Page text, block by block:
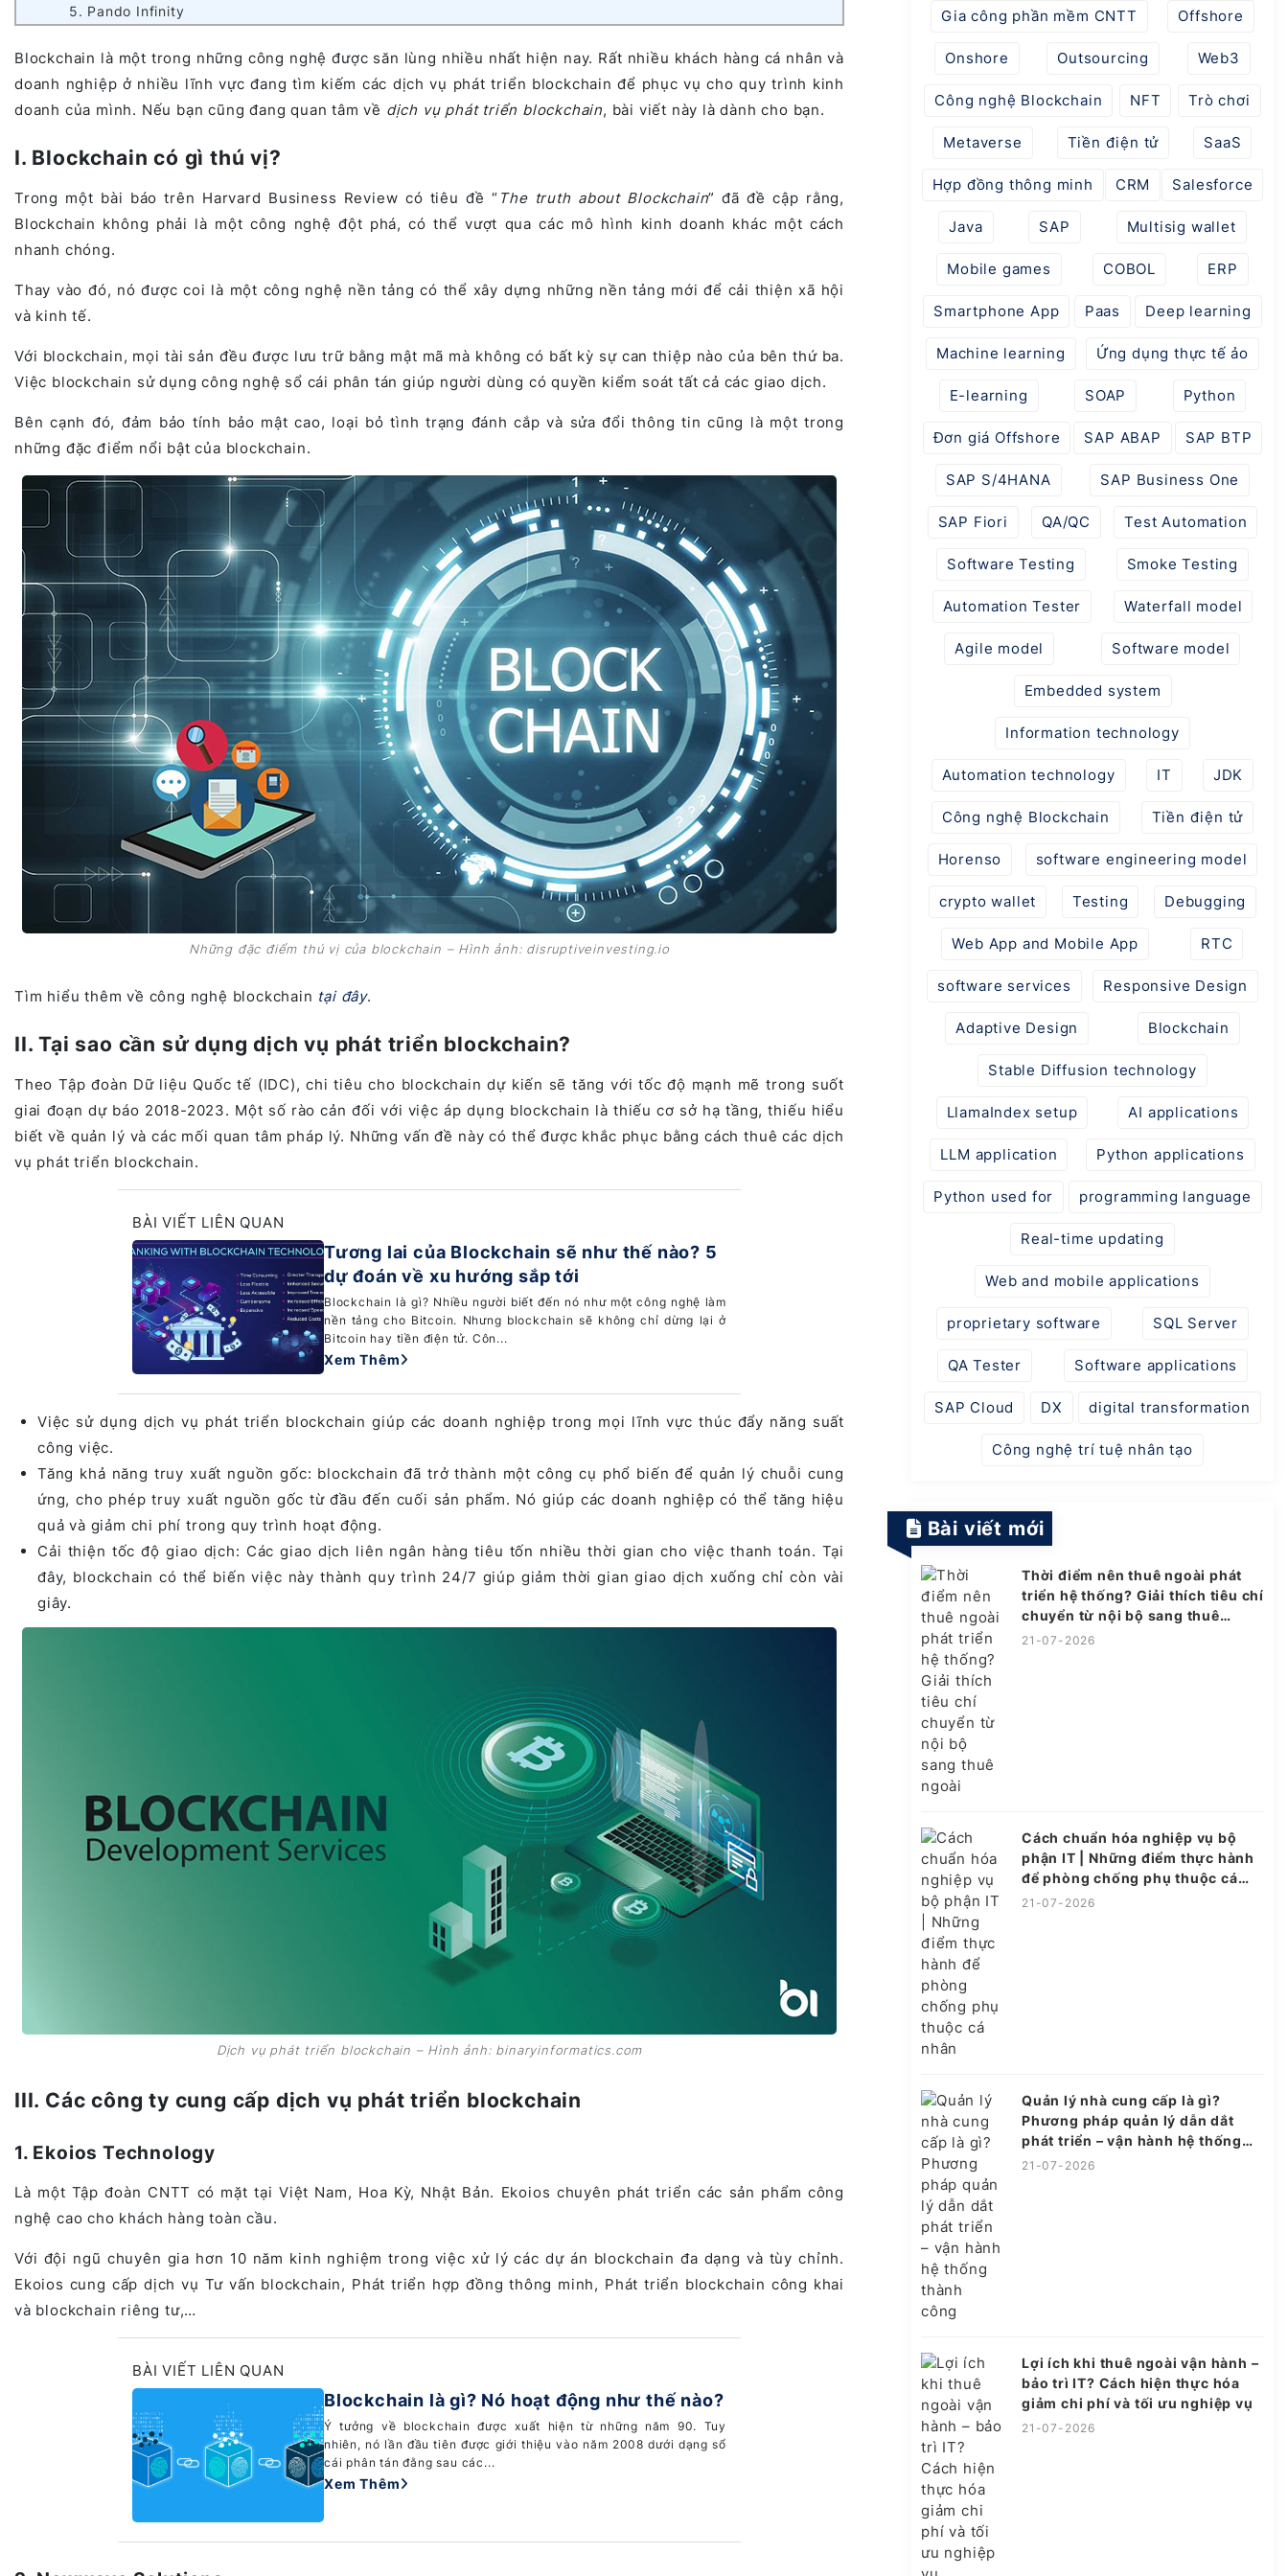
5. Pando Infinity
Blockchain là một trong những công nghệ được săn lùng nhiều nhất hiện nay. Rất nhiều khách hàng cá nhân và
doanh nghiệp ở nhiều lĩnh vực đang tìm kiếm các dịch vụ phát triển blockchain để phục vụ cho quy trình kinh
doanh của mình. Nếu bạn cũng đang quan tâm về dịch vụ phát triển blockchain, bài viết này là dành cho bạn.
I. Blockchain có gì thú vị?
Trong một bài báo trên Harvard Business Review có tiêu đề “ The truth about Blockchain” đã đề cập rằng,
Blockchain không phải là một công nghệ đột phá, có thể vượt qua các mô hình kinh doanh khác một cách
nhanh chóng.
Thay vào đó, nó được coi là một công nghệ nền tảng có thể xây dựng những nền tảng mới để cải thiện xã hội
và kinh tế.
Với blockchain, mọi tài sản đều được lưu trữ bằng mật mã mà không có bất kỳ sự can thiệp nào của bên thứ ba.
Việc blockchain sử dụng công nghệ sổ cái phân tán giúp người dùng có quyền kiểm soát tất cả các giao dịch.
Bên cạnh đó, đảm bảo tính bảo mật cao, loại bỏ tình trạng đánh cắp và sửa đổi thông tin cũng là một trong
những đặc điểm nổi bật của blockchain.
Những đặc điểm thú vị của blockchain – Hình ảnh: disruptiveinvesting.io
Tìm hiểu thêm về công nghệ blockchain tại đây.
II. Tại sao cần sử dụng dịch vụ phát triển blockchain?
Theo Tập đoàn Dữ liệu Quốc tế (IDC), chi tiêu cho blockchain dự kiến ​​sẽ tăng với tốc độ mạnh mẽ trong suốt
giai đoạn dự báo 2018-2023. Một số rào cản đối với việc áp dụng blockchain là thiếu cơ sở hạ tầng, thiếu hiểu
biết về quản lý và các mối quan tâm pháp lý. Những vấn đề này có thể được khắc phục bằng cách thuê các dịch
vụ phát triển blockchain.
BÀI VIẾT LIÊN QUAN
Tương lai của Blockchain sẽ như thế nào? 5
dự đoán về xu hướng sắp tới
Blockchain là gì? Nhiều người biết đến nó như một công nghệ làm
nền tảng cho Bitcoin. Nhưng blockchain sẽ không chỉ dừng lại ở
Bitcoin hay tiền điện tử. Côn...
Xem Thêm
Việc sử dụng dịch vụ phát triển blockchain giúp các doanh nghiệp trong mọi lĩnh vực thúc đẩy năng suất
công việc.
Tăng khả năng truy xuất nguồn gốc: blockchain đã trở thành một công cụ phổ biến để quản lý chuỗi cung
ứng, cho phép truy xuất nguồn gốc từ đầu đến cuối sản phẩm. Nó giúp các doanh nghiệp có thể tăng hiệu
quả và giảm chi phí trong quy trình hoạt động.
Cải thiện tốc độ giao dịch: Các giao dịch liên ngân hàng tiêu tốn nhiều thời gian cho việc thanh toán. Tại
đây, blockchain có thể biến việc này thành quy trình 24/7 giúp giảm thời gian giao dịch xuống chỉ còn vài
giây.
Dịch vụ phát triển blockchain – Hình ảnh: binaryinformatics.com
III. Các công ty cung cấp dịch vụ phát triển blockchain
1. Ekoios Technology
Là một Tập đoàn CNTT có mặt tại Việt Nam, Hoa Kỳ, Nhật Bản. Ekoios chuyên phát triển các sản phẩm công
nghệ cao cho khách hàng toàn cầu.
Với đội ngũ chuyên gia hơn 10 năm kinh nghiệm trong việc xử lý các dự án blockchain đa dạng và tùy chỉnh.
Ekoios cung cấp dịch vụ Tư vấn blockchain, Phát triển hợp đồng thông minh, Phát triển blockchain công khai
và blockchain riêng tư,…
BÀI VIẾT LIÊN QUAN
Blockchain là gì? Nó hoạt động như thế nào?
Ý tưởng về blockchain được xuất hiện từ những năm 90. Tuy
nhiên, nó lần đầu tiên được giới thiệu vào năm 2008 dưới dạng sổ
cái phân tán đằng sau các...
Xem Thêm
Gia công phần mềm CNTT Offshore
Onshore Outsourcing Web3
Công nghệ Blockchain NFT Trò chơi
Metaverse Tiền điện tử SaaS
Hợp đồng thông minh CRM Salesforce
Java SAP Multisig wallet
Mobile games COBOL ERP
Smartphone App Paas Deep learning
Machine learning Ứng dụng thực tế ảo
E-learning SOAP Python
Đơn giá Offshore SAP ABAP SAP BTP
SAP S/4HANA SAP Business One
SAP Fiori QA/QC Test Automation
Software Testing Smoke Testing
Automation Tester Waterfall model
Agile model Software model
Embedded system
Information technology
Automation technology IT JDK
Công nghệ Blockchain Tiền điện tử
Horenso software engineering model
crypto wallet Testing Debugging
Web App and Mobile App RTC
software services Responsive Design
Adaptive Design Blockchain
Stable Diffusion technology
LlamaIndex setup AI applications
LLM application Python applications
Python used for programming language
Real-time updating
Web and mobile applications
proprietary software SQL Server
QA Tester Software applications
SAP Cloud DX digital transformation
Công nghệ trí tuệ nhân tạo
Bài viết mới
Thời điểm nên thuê ngoài phát
triển hệ thống? Giải thích tiêu chí
chuyển từ nội bộ sang thuê
ngoài
21-07-2026
Cách chuẩn hóa nghiệp vụ bộ
phận IT | Những điểm thực hành
để phòng chống phụ thuộc cá
nhân
21-07-2026
Quản lý nhà cung cấp là gì?
Phương pháp quản lý dẫn dắt
phát triển – vận hành hệ thống
thành công
21-07-2026
Lợi ích khi thuê ngoài vận hành –
bảo trì IT? Cách hiện thực hóa
giảm chi phí và tối ưu nghiệp vụ
21-07-2026